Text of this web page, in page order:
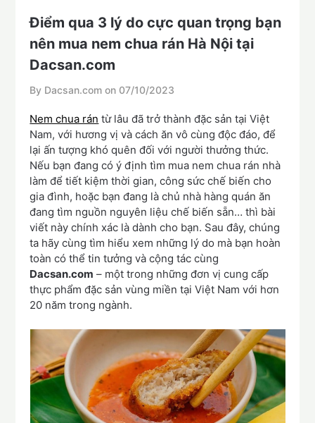
Điểm qua 3 lý do cực quan trọng bạn
nên mua nem chua rán Hà Nội tại
Dacsan.com
By Dacsan.com on 07/10/2023
Nem chua rán từ lâu đã trở thành đặc sản tại Việt
Nam, với hương vị và cách ăn vô cùng độc đáo, để
lại ấn tượng khó quên đối với người thưởng thức.
Nếu bạn đang có ý định tìm mua nem chua rán nhà
làm để tiết kiệm thời gian, công sức chế biến cho
gia đình, hoặc bạn đang là chủ nhà hàng quán ăn
đang tìm nguồn nguyên liệu chế biến sẵn… thì bài
viết này chính xác là dành cho bạn. Sau đây, chúng
ta hãy cùng tìm hiểu xem những lý do mà bạn hoàn
toàn có thể tin tưởng và cộng tác cùng
Dacsan.com – một trong những đơn vị cung cấp
thực phẩm đặc sản vùng miền tại Việt Nam với hơn
20 năm trong ngành.